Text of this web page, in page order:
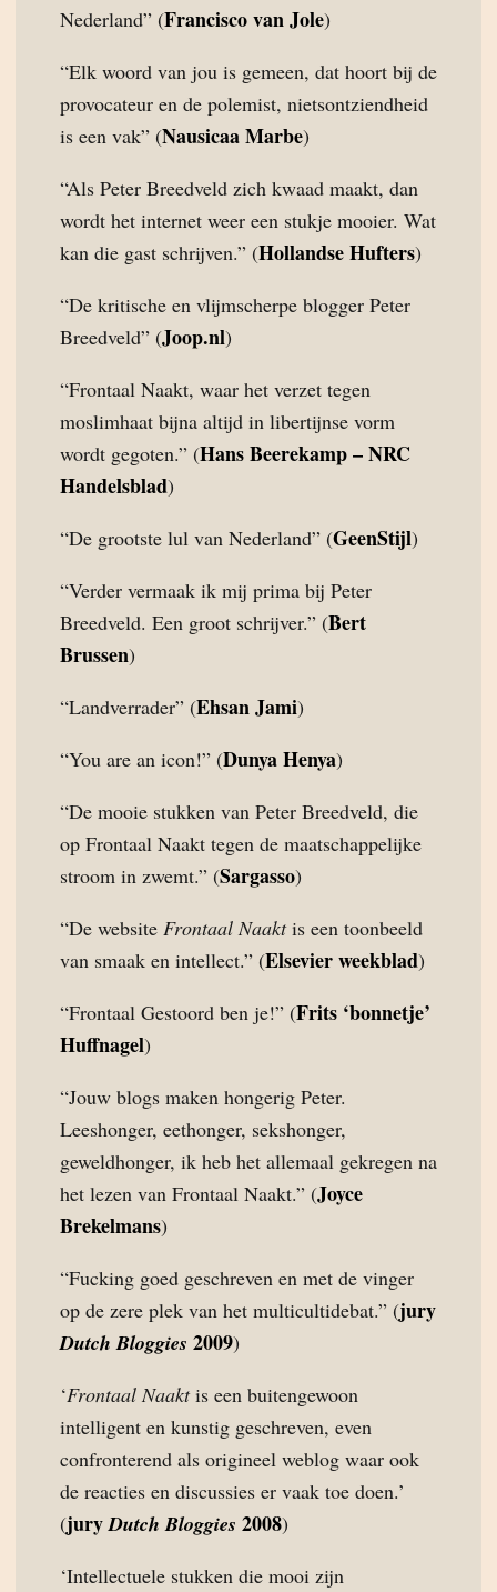
Nederland” (Francisco van Jole)
“Elk woord van jou is gemeen, dat hoort bij de
provocateur en de polemist, nietsontziendheid
is een vak” (Nausicaa Marbe)
“Als Peter Breedveld zich kwaad maakt, dan
wordt het internet weer een stukje mooier. Wat
kan die gast schrijven.” (Hollandse Hufters)
“De kritische en vlijmscherpe blogger Peter
Breedveld” (Joop.nl)
“Frontaal Naakt, waar het verzet tegen
moslimhaat bijna altijd in libertijnse vorm
wordt gegoten.” (Hans Beerekamp – NRC
Handelsblad)
“De grootste lul van Nederland” (GeenStijl)
“Verder vermaak ik mij prima bij Peter
Breedveld. Een groot schrijver.” (Bert
Brussen)
“Landverrader” (Ehsan Jami)
“You are an icon!” (Dunya Henya)
“De mooie stukken van Peter Breedveld, die
op Frontaal Naakt tegen de maatschappelijke
stroom in zwemt.” (Sargasso)
“De website Frontaal Naaktis een toonbeeld
van smaak en intellect.” (Elsevier weekblad)
“Frontaal Gestoord ben je!” (Frits ‘bonnetje’
Huffnagel)
“Jouw blogs maken hongerig Peter.
Leeshonger, eethonger, sekshonger,
geweldhonger, ik heb het allemaal gekregen na
het lezen van Frontaal Naakt.” (Joyce
Brekelmans)
“Fucking goed geschreven en met de vinger
op de zere plek van het multicultidebat.” (jury
Dutch Bloggies 2009)
‘Frontaal Naaktis een buitengewoon
intelligent en kunstig geschreven, even
confronterend als origineel weblog waar ook
de reacties en discussies er vaak toe doen.’
(juryDutch Bloggies 2008)
‘Intellectuele stukken die mooi zijn